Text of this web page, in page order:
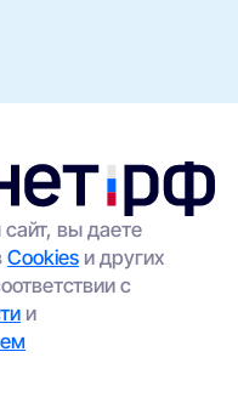
вы даете
Cookies и других
с
и